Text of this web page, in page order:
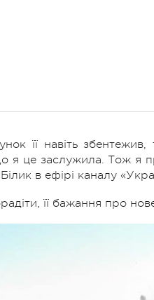
її навіть
я це заслужила. Тож я
в ефірі каналу
її бажання про